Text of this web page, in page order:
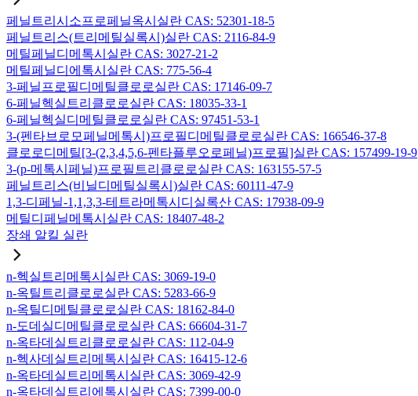
페닐트리시소프로페닐옥시실란 CAS: 52301-18-5
페닐트리스(트리메틸실록시)실란 CAS: 2116-84-9
메틸페닐디메톡시실란 CAS: 3027-21-2
메틸페닐디에톡시실란 CAS: 775-56-4
3-페닐프로필디메틸클로로실란 CAS: 17146-09-7
6-페닐헥실트리클로로실란 CAS: 18035-33-1
6-페닐헥실디메틸클로로실란 CAS: 97451-53-1
3-(펜타브로모페닐메톡시)프로필디메틸클로로실란 CAS: 166546-37-8
클로로디메틸[3-(2,3,4,5,6-펜타플루오로페닐)프로필]실란 CAS: 157499-19-9
3-(p-메톡시페닐)프로필트리클로로실란 CAS: 163155-57-5
페닐트리스(비닐디메틸실록시)실란 CAS: 60111-47-9
1,3-디페닐-1,1,3,3-테트라메톡시디실록산 CAS: 17938-09-9
메틸디페닐메톡시실란 CAS: 18407-48-2
장쇄 알킬 실란
n-헥실트리메톡시실란 CAS: 3069-19-0
n-옥틸트리클로로실란 CAS: 5283-66-9
n-옥틸디메틸클로로실란 CAS: 18162-84-0
n-도데실디메틸클로로실란 CAS: 66604-31-7
n-옥타데실트리클로로실란 CAS: 112-04-9
n-헥사데실트리메톡시실란 CAS: 16415-12-6
n-옥타데실트리메톡시실란 CAS: 3069-42-9
n-옥타데실트리에톡시실란 CAS: 7399-00-0